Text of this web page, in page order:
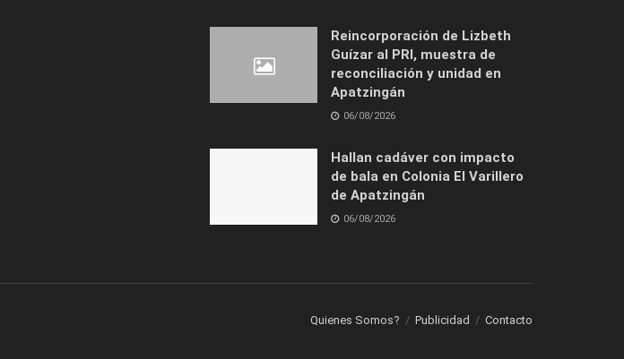
Reincorporación de Lizbeth
Guízar al PRI, muestra de
reconciliación y unidad en
Apatzingán
06/08/2026
Hallan cadáver con impacto
de bala en Colonia El Varillero
de Apatzingán
06/08/2026
Quienes Somos? Publicidad Contacto